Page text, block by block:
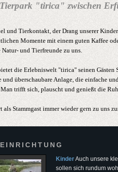
"tirica" zwischen
und Tierkontakt, der Drang unserer
Momente mit einem guten Kaffee
und Tierfreunde zu uns.
die Erlebniswelt "tirica" seinen Gästen
überschaubare Anlage, die einfache
trifft sich, plauscht und genießt die
Stammgast immer wieder gern zu uns
KinderAuch unsere
sollen sich rundum